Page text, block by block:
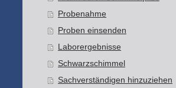
Probenahme
Proben einsenden
Laborergebnisse
Schwarzschimmel
Sachverständigen hinzuziehen